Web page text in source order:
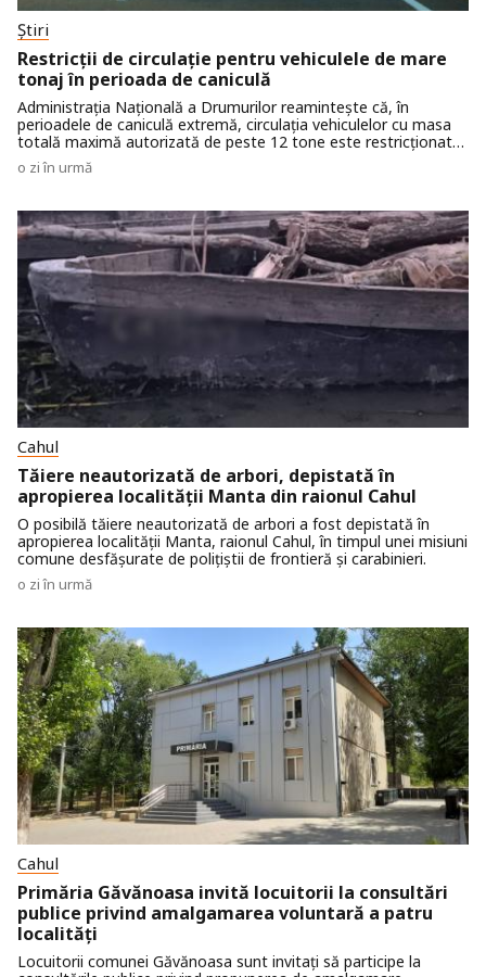
Știri
Restricții de circulație pentru vehiculele de mare
tonaj în perioada de caniculă
Administrația Națională a Drumurilor reamintește că, în
perioadele de caniculă extremă, circulația vehiculelor cu masa
totală maximă autorizată de peste 12 tone este restricționată
pe drumurile publice naționale.
o zi în urmă
Cahul
Tăiere neautorizată de arbori, depistată în
apropierea localității Manta din raionul Cahul
O posibilă tăiere neautorizată de arbori a fost depistată în
apropierea localității Manta, raionul Cahul, în timpul unei misiuni
comune desfășurate de polițiștii de frontieră și carabinieri.
o zi în urmă
Cahul
Primăria Găvănoasa invită locuitorii la consultări
publice privind amalgamarea voluntară a patru
localități
Locuitorii comunei Găvănoasa sunt invitați să participe la